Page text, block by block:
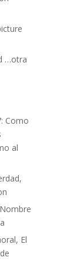
…otra
Como
al
El